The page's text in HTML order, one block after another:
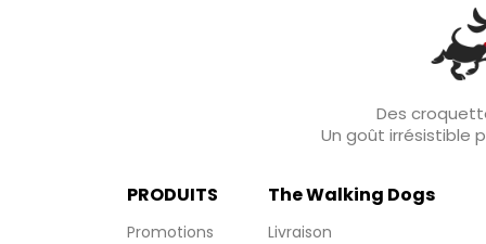
Des
Un goût irrésistible
PRODUITS
Promotions
The Walking Dogs
Livraison